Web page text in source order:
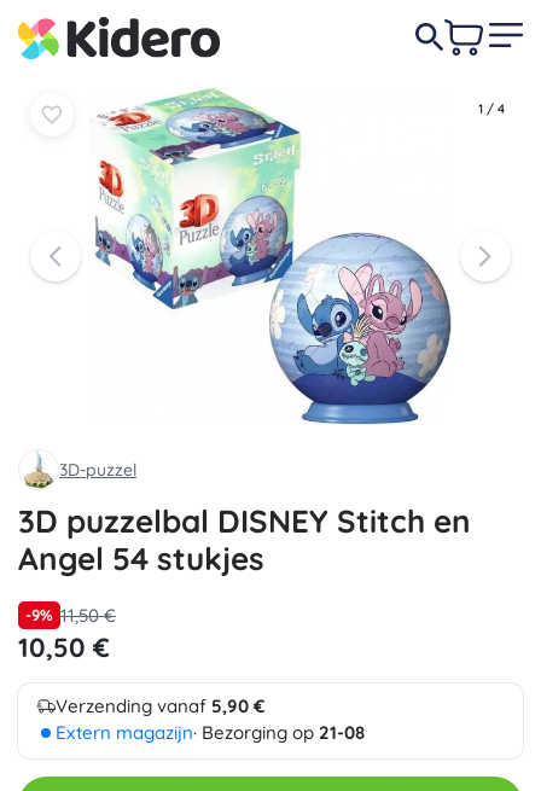
1 / 4
3D-puzzel
3D puzzelbal DISNEY Stitch en
Angel 54 stukjes
-9% 11,50 €
10,50 €
Verzending vanaf 5,90 €
Extern magazijn· Bezorging op 21-08
-9% 11,50 €
In